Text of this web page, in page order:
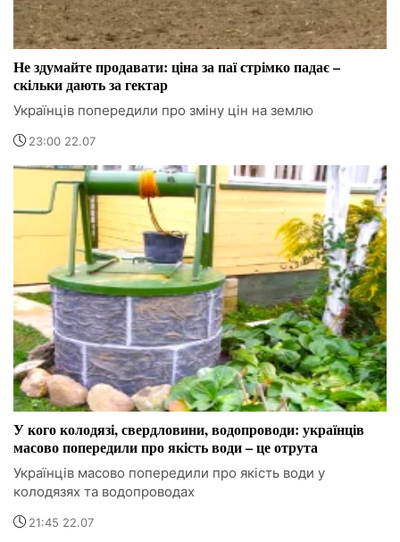
Не здумайте продавати: ціна за паї стрімко падає –
скільки дають за гектар
Українців попередили про зміну цін на землю
23:00 22.07
У кого колодязі, свердловини, водопроводи: українців
масово попередили про якість води – це отрута
Українців масово попередили про якість води у
колодязях та водопроводах
21:45 22.07